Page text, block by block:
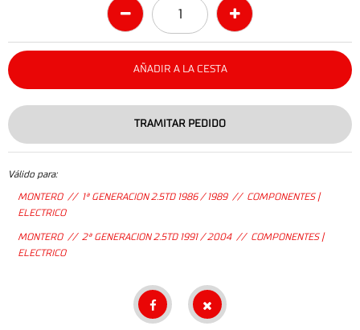
AÑADIR A LA CESTA
TRAMITAR PEDIDO
Válido para:
MONTERO // 1ª GENERACION 2.5TD 1986 / 1989 // COMPONENTES |
ELECTRICO
MONTERO // 2ª GENERACION 2.5TD 1991 / 2004 // COMPONENTES |
ELECTRICO